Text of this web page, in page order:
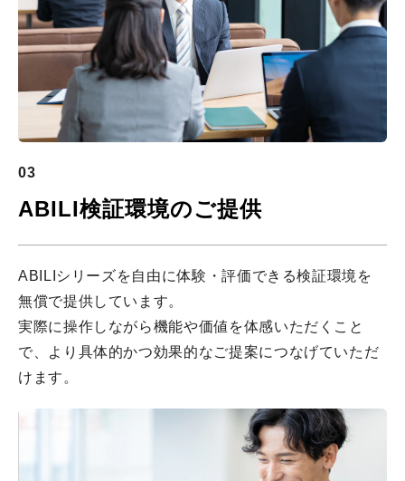
03
ABILI検証環境のご提供
ABILIシリーズを自由に体験・評価できる検証環境を
無償で提供しています。
実際に操作しながら機能や価値を体感いただくこと
で、より具体的かつ効果的なご提案につなげていただ
けます。